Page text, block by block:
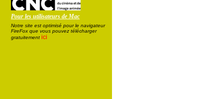
Pour les utilisateurs de Mac
Notre site est optimisé pour le navigateur
FireFox que vous pouvez télécharger
gratuitement ici